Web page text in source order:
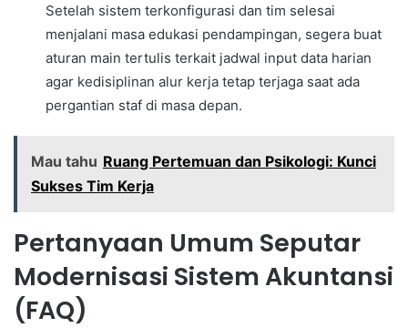
Setelah sistem terkonfigurasi dan tim selesai
menjalani masa edukasi pendampingan, segera buat
aturan main tertulis terkait jadwal input data harian
agar kedisiplinan alur kerja tetap terjaga saat ada
pergantian staf di masa depan.
Mau tahu Ruang Pertemuan dan Psikologi: Kunci
Sukses Tim Kerja
Pertanyaan Umum Seputar
Modernisasi Sistem Akuntansi
(FAQ)